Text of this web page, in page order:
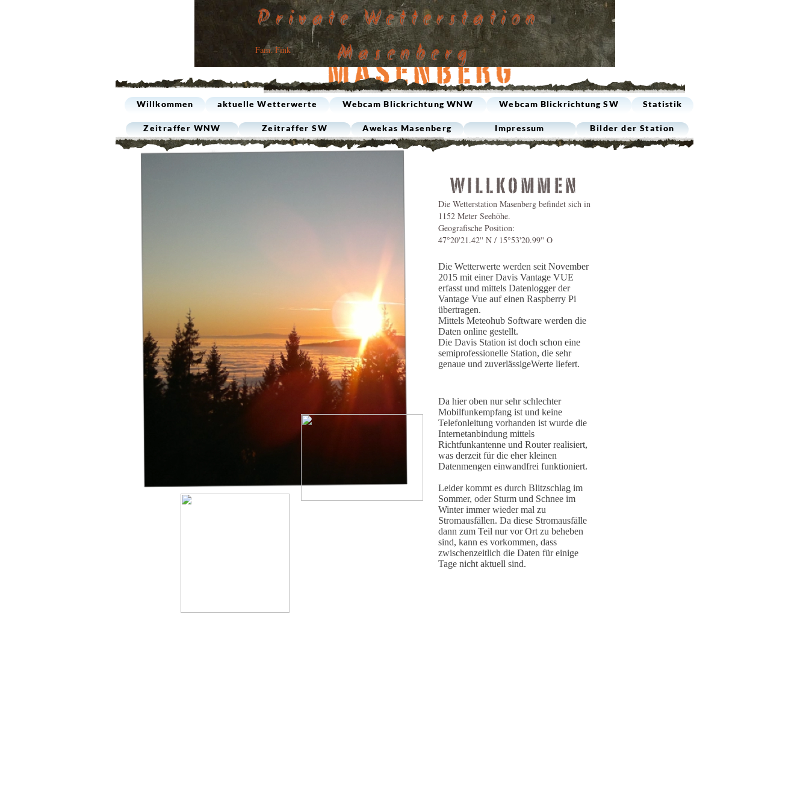
Private Wetterstation
Masenberg
Fam. Fink
Willkommen aktuelle Wetterwerte Webcam Blickrichtung WNW Webcam Blickrichtung SW Statistik
Zeitraffer WNW Zeitraffer SW Awekas Masenberg Impressum Bilder der Station
Die Wetterstation Masenberg befindet sich in
1152 Meter Seehöhe.
Geografische Position:
47°20'21.42'' N / 15°53'20.99'' O
Die Wetterwerte werden seit November
2015 mit einer Davis Vantage VUE
erfasst und mittels Datenlogger der
Vantage Vue auf einen Raspberry Pi
übertragen.
Mittels Meteohub Software werden die
Daten online gestellt.
Die Davis Station ist doch schon eine
semiprofessionelle Station, die sehr
genaue und zuverlässigeWerte liefert.
Da hier oben nur sehr schlechter
Mobilfunkempfang ist und keine
Telefonleitung vorhanden ist wurde die
Internetanbindung mittels
Richtfunkantenne und Router realisiert,
was derzeit für die eher kleinen
Datenmengen einwandfrei funktioniert.
Leider kommt es durch Blitzschlag im
Sommer, oder Sturm und Schnee im
Winter immer wieder mal zu
Stromausfällen. Da diese Stromausfälle
dann zum Teil nur vor Ort zu beheben
sind, kann es vorkommen, dass
zwischenzeitlich die Daten für einige
Tage nicht aktuell sind.